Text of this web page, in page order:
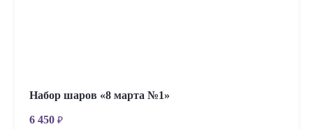
Набор шаров «8 марта №1»
6 450 ₽